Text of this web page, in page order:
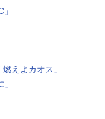
えよカオス」